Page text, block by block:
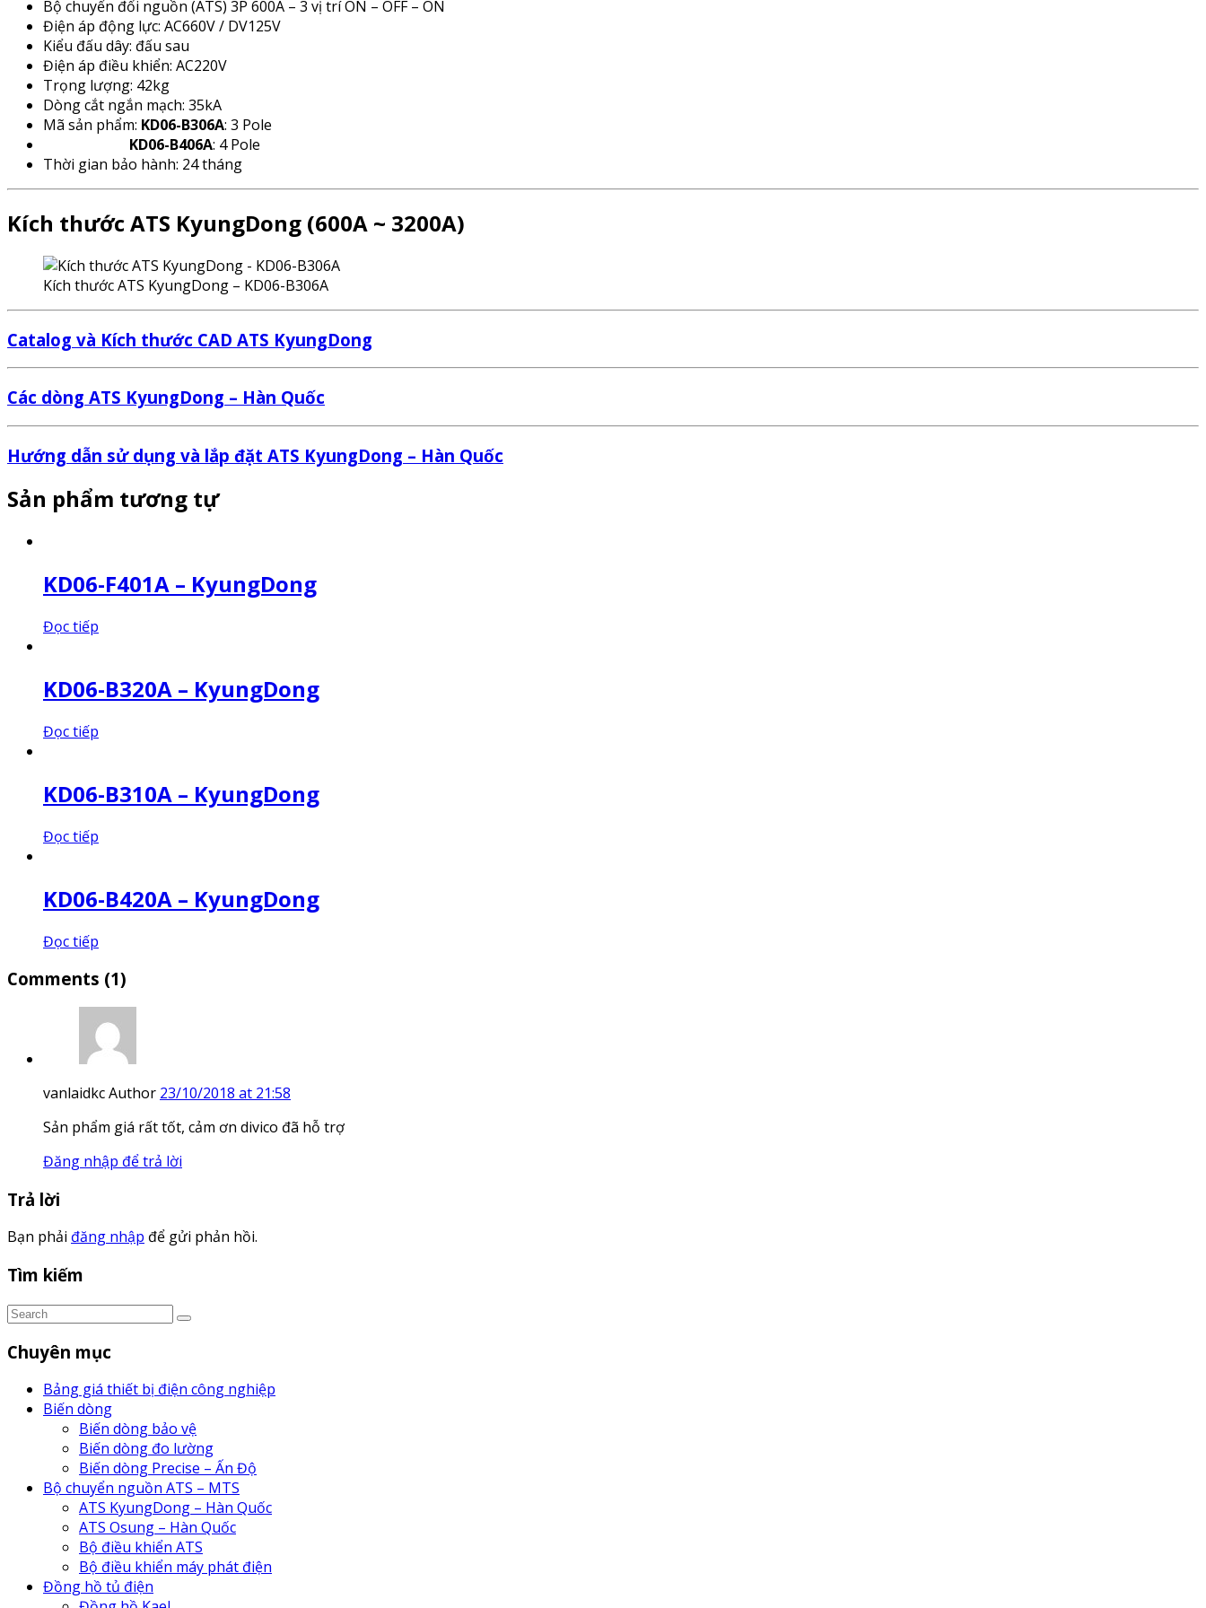
Bộ chuyển đổi nguồn (ATS) 3P 600A – 3 vị trí ON – OFF – ON
Điện áp động lực: AC660V / DV125V
Kiểu đấu dây: đấu sau
Điện áp điều khiển: AC220V
Trọng lượng: 42kg
Dòng cắt ngắn mạch: 35kA
Mã sản phẩm: KD06-B306A: 3 Pole
KD06-B406A: 4 Pole
Thời gian bảo hành: 24 tháng
Kích thước ATS KyungDong (600A ~ 3200A)
Kích thước ATS KyungDong – KD06-B306A
Catalog và Kích thước CAD ATS KyungDong
Các dòng ATS KyungDong – Hàn Quốc
Hướng dẫn sử dụng và lắp đặt ATS KyungDong – Hàn Quốc
Sản phẩm tương tự
KD06-F401A – KyungDong
Đọc tiếp
KD06-B320A – KyungDong
Đọc tiếp
KD06-B310A – KyungDong
Đọc tiếp
KD06-B420A – KyungDong
Đọc tiếp
Comments (1)
vanlaidkcAuthor 23/10/2018 at 21:58
Sản phẩm giá rất tốt, cảm ơn divico đã hỗ trợ
Đăng nhập để trả lời
Trả lời
Bạn phải đăng nhập để gửi phản hồi.
Tìm kiếm
Chuyên mục
Bảng giá thiết bị điện công nghiệp
Biến dòng
Biến dòng bảo vệ
Biến dòng đo lường
Biến dòng Precise – Ấn Độ
Bộ chuyển nguồn ATS – MTS
ATS KyungDong – Hàn Quốc
ATS Osung – Hàn Quốc
Bộ điều khiển ATS
Bộ điều khiển máy phát điện
Đồng hồ tủ điện